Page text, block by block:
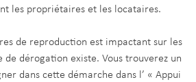
les propriétaires et les locataires.
de reproduction est impactant sur les
de dérogation existe. Vous trouverez un
dans cette démarche dans l’ « Appui